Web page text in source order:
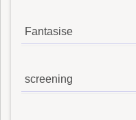
Fantasise
screening